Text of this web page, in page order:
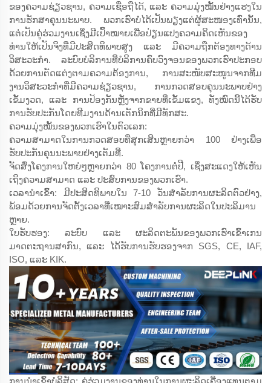
ຂອງຄວາມຊ່ຽວຊານ, ຄວາມເຊື່ອຖືໄດ້, ແລະ ຄວາມມຸ່ງໝັ້ນຢ່າງແຮງໃນ
ການຮັກສາຄຸນນະພາບ. ພວກເຮົາບໍ່ໄດ້ເປັນພຽງແຕ່ຜູ້ສະໜອງເທົ່ານັ້ນ,
ແຕ່ເປັນຄູ່ຮ່ວມງານເຊິ່ງມີເປົ້າໝາຍເພື່ອປ່ຽນແປງຄວາມຄິດເຫັນຂອງ
ທ່ານໃຫ້ເປັນຈິງທີ່ມີປະສິດທິພາບສູງ ແລະ ມີຄວາມຖືກຕ້ອງທາງດ້ານ
ວິສະວະກຳ. ລະບົບບໍລິການທີ່ບໍລິການຄົບວົງຈອນຂອງພວກເຮົາປະກອບ
ດ້ວຍການຕັດແຕ່ງຕາມຄວາມຕ້ອງການ, ການສະໜັບສະໜູນຈາກທີມ
ງານວິສະວະກຳທີ່ມີຄວາມຊ່ຽວຊານ, ການກວດສອບຄຸນນະພາບຢ່າງ
ເຂັ້ມງວດ, ແລະ ການປ້ອງກັນຫຼັງຈາກຂາຍທີ່ເຂັ້ມແຂງ, ທັງໝົດນີ້ໄດ້ຮັບ
ການຮັບປະກັນໂດຍທີມງານດ້ານເຕັກນິກທີ່ມີທັກສະ.
ຄວາມມຸ່ງໝັ້ນຂອງພວກເຮົາໃນຕົວເລກ:
ຄວາມສາມາດໃນການກວດສອບທີ່ສຸກເສີນຫຼາຍກວ່າ 100 ຢ່າງເພື່ອ
ຮັບປະກັນຄຸນນະພາບຢ່າງເຕັມທີ່.
ຈັດສົ່ງໂຄງການໃຫຍ່ໆຫຼາຍກວ່າ 80 ໂຄງການຕໍ່ປີ, ເຊິ່ງສະແດງໃຫ້ເຫັນ
ເຖິງຄວາມສາມາດ ແລະ ປະສົບການຂອງພວກເຮົາ.
ເວລານຳເຂົ້າ: ມີປະສິດທິພາບໃນ 7-10 ວັນສຳລັບການຜະລິດຕົວຢ່າງ,
ພ້ອມດ້ວຍການຈັດຕັ້ງເວລາທີ່ເໝາະສົມສຳລັບການຜະລິດໃນປະລິມານ
ຫຼາຍ.
ໃບຮັບຮອງ: ລະບົບ ແລະ ຜະລິດຕະພັນຂອງພວກເຮົາເຂົ້າເກນ
ມາດຕະຖານສາກົນ, ແລະ ໄດ້ຮັບການຮັບຮອງຈາກ SGS, CE, IAF,
ISO, ແລະ KIK.
ການນຳເຂົ້າບໍລິສັດ: ຄູ່ຮ່ວມງານຂອງທ່ານໃນການຜະລິດເຄື່ອງແທນຕາມ